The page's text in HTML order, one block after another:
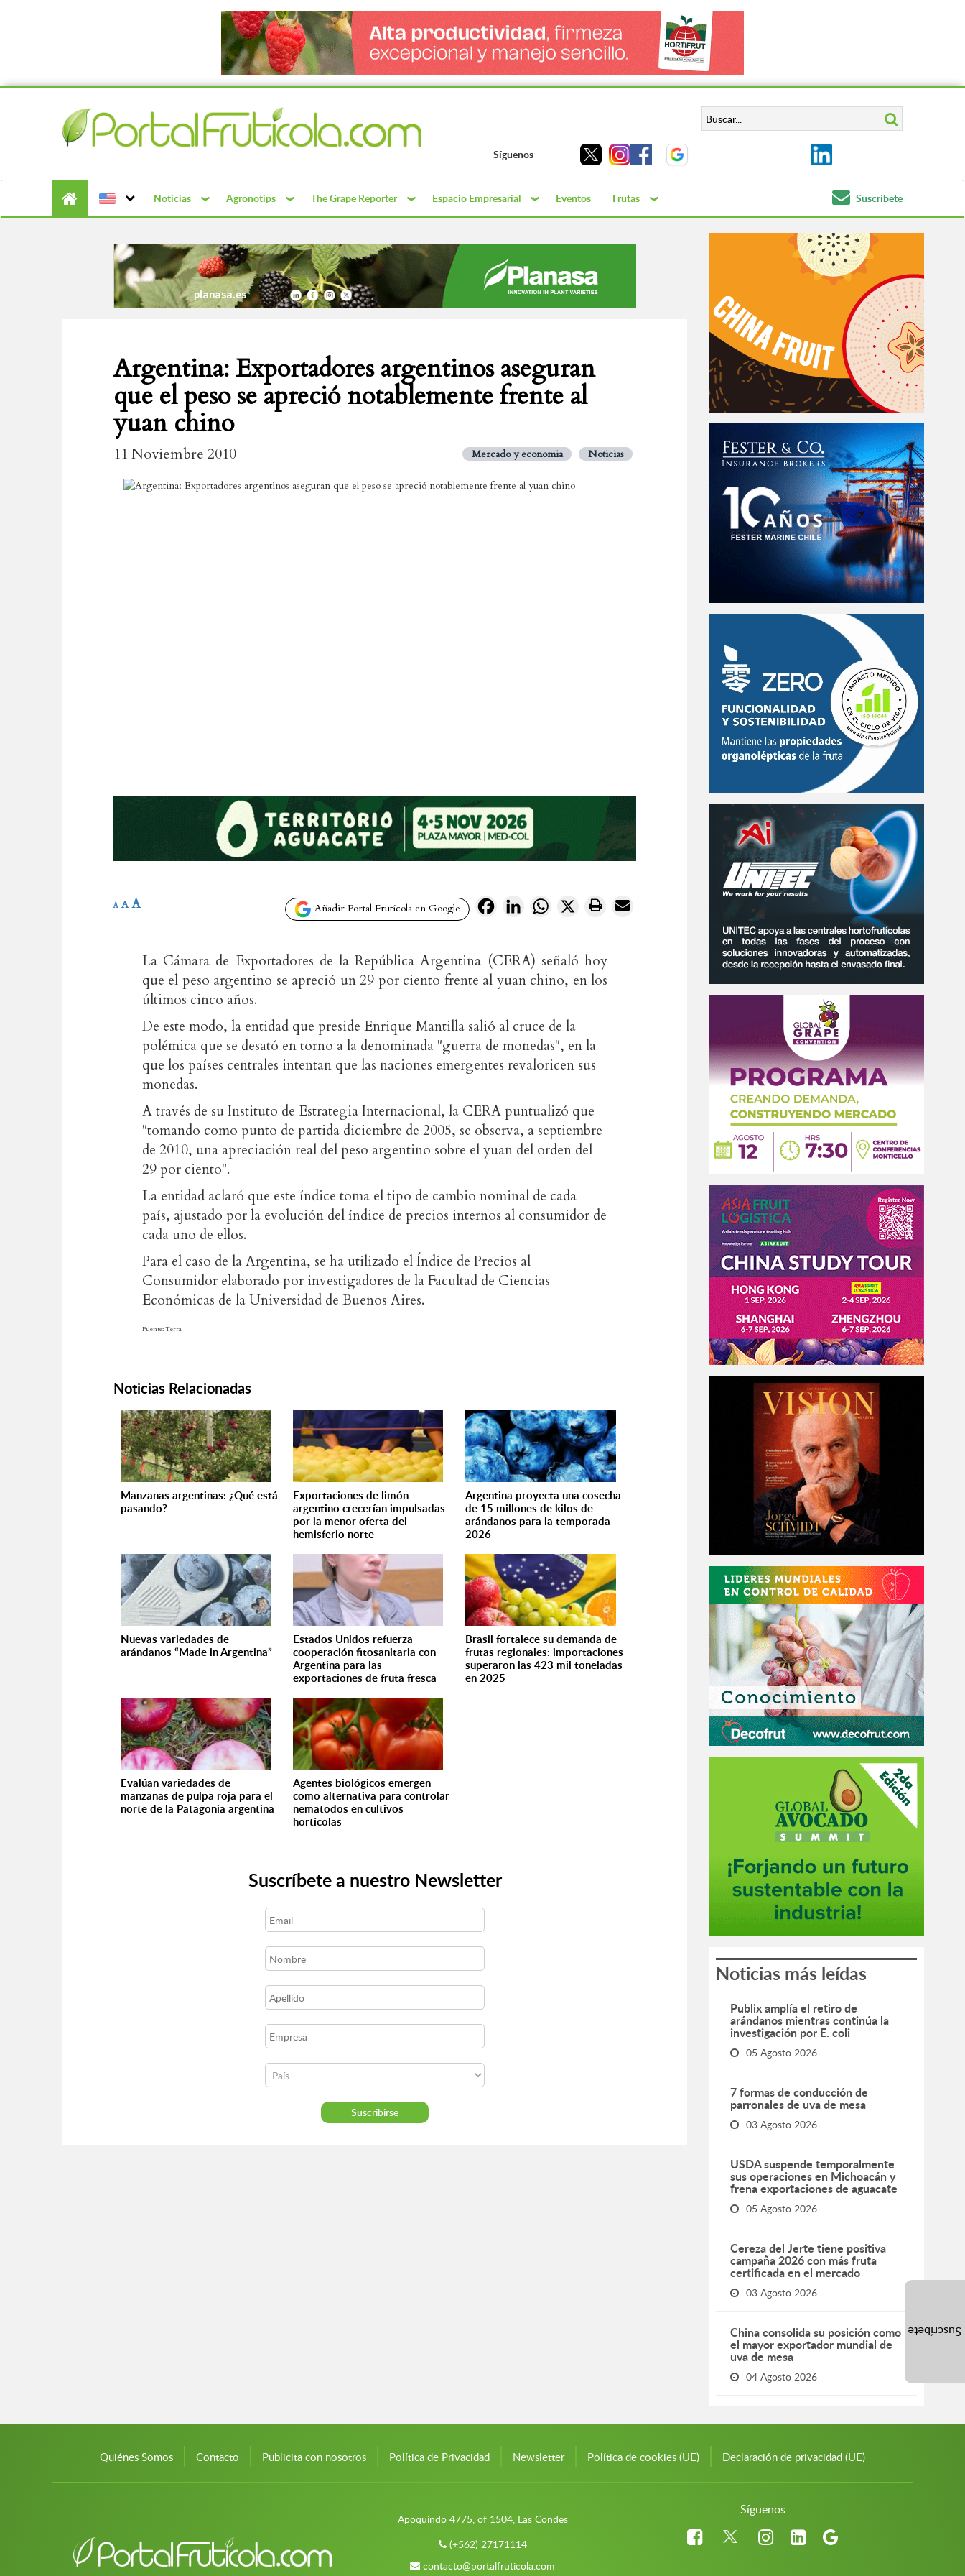
Síguenos
Noticias Agronotips The Grape Reporter Espacio Empresarial Eventos Frutas Suscríbete
Argentina: Exportadores argentinos aseguran
que el peso se apreció notablemente frente al
yuan chino
11 Noviembre 2010 Mercado y economia Noticias
Añadir Portal Frutícola en Google FacebookLinkedInWhatsApp
X
A A A
La Cámara de Exportadores de la República Argentina (CERA) señaló hoy
que el peso argentino se apreció un 29 por ciento frente al yuan chino, en los
últimos cinco años.
De este modo, la entidad que preside Enrique Mantilla salió al cruce de la
polémica que se desató en torno a la denominada "guerra de monedas", en la
que los países centrales intentan que las naciones emergentes revaloricen sus
monedas.
A través de su Instituto de Estrategia Internacional, la CERA puntualizó que
"tomando como punto de partida diciembre de 2005, se observa, a septiembre
de 2010, una apreciación real del peso argentino sobre el yuan del orden del
29 por ciento".
La entidad aclaró que este índice toma el tipo de cambio nominal de cada
país, ajustado por la evolución del índice de precios internos al consumidor de
cada uno de ellos.
Para el caso de la Argentina, se ha utilizado el Índice de Precios al
Consumidor elaborado por investigadores de la Facultad de Ciencias
Económicas de la Universidad de Buenos Aires.
Fuente: Terra
Noticias Relacionadas
Manzanas argentinas: ¿Qué está
pasando?
Exportaciones de limón
argentino crecerían impulsadas
por la menor oferta del
hemisferio norte
Argentina proyecta una cosecha
de 15 millones de kilos de
arándanos para la temporada
2026
Nuevas variedades de
arándanos “Made in Argentina”
Estados Unidos refuerza
cooperación fitosanitaria con
Argentina para las
exportaciones de fruta fresca
Brasil fortalece su demanda de
frutas regionales: importaciones
superaron las 423 mil toneladas
en 2025
Evalúan variedades de
manzanas de pulpa roja para el
norte de la Patagonia argentina
Agentes biológicos emergen
como alternativa para controlar
nematodos en cultivos
hortícolas
Suscríbete a nuestro Newsletter
Noticias más leídas
Publix amplía el retiro de
arándanos mientras continúa la
investigación por E. coli
05 Agosto 2026
7 formas de conducción de
parronales de uva de mesa
03 Agosto 2026
USDA suspende temporalmente
sus operaciones en Michoacán y
frena exportaciones de aguacate
05 Agosto 2026
Cereza del Jerte tiene positiva
campaña 2026 con más fruta
certificada en el mercado
03 Agosto 2026
China consolida su posición como
el mayor exportador mundial de
uva de mesa
04 Agosto 2026
Quiénes Somos Contacto Publicita con nosotros Política de Privacidad Newsletter Política de cookies (UE) Declaración de privacidad (UE)
Apoquindo 4775, of 1504, Las Condes
(+562) 27171114
contacto@portalfruticola.com
Síguenos
Suscríbete